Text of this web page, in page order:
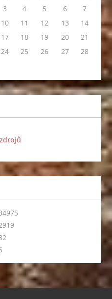
3 4 5 6
7
10 11 12 13
14
17 18 19 20
21
24 25 26 27
28